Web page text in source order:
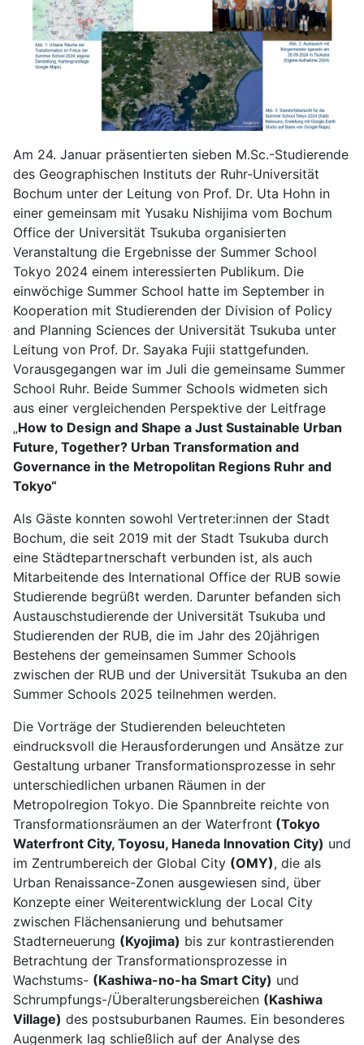
Am 24. Januar präsentierten sieben M.Sc.-Studierende
des Geographischen Instituts der Ruhr-Universität
Bochum unter der Leitung von Prof. Dr. Uta Hohn in
einer gemeinsam mit Yusaku Nishijima vom Bochum
Office der Universität Tsukuba organisierten
Veranstaltung die Ergebnisse der Summer School
Tokyo 2024 einem interessierten Publikum. Die
einwöchige Summer School hatte im September in
Kooperation mit Studierenden der Division of Policy
and Planning Sciences der Universität Tsukuba unter
Leitung von Prof. Dr. Sayaka Fujii stattgefunden.
Vorausgegangen war im Juli die gemeinsame Summer
School Ruhr. Beide Summer Schools widmeten sich
aus einer vergleichenden Perspektive der Leitfrage
„How to Design and Shape a Just Sustainable Urban
Future, Together? Urban Transformation and
Governance in the Metropolitan Regions Ruhr and
Tokyo“
Als Gäste konnten sowohl Vertreter:innen der Stadt
Bochum, die seit 2019 mit der Stadt Tsukuba durch
eine Städtepartnerschaft verbunden ist, als auch
Mitarbeitende des International Office der RUB sowie
Studierende begrüßt werden. Darunter befanden sich
Austauschstudierende der Universität Tsukuba und
Studierenden der RUB, die im Jahr des 20jährigen
Bestehens der gemeinsamen Summer Schools
zwischen der RUB und der Universität Tsukuba an den
Summer Schools 2025 teilnehmen werden.
Die Vorträge der Studierenden beleuchteten
eindrucksvoll die Herausforderungen und Ansätze zur
Gestaltung urbaner Transformationsprozesse in sehr
unterschiedlichen urbanen Räumen in der
Metropolregion Tokyo. Die Spannbreite reichte von
Transformationsräumen an der Waterfront (Tokyo
Waterfront City, Toyosu, Haneda Innovation City) und
im Zentrumbereich der Global City (OMY), die als
Urban Renaissance-Zonen ausgewiesen sind, über
Konzepte einer Weiterentwicklung der Local City
zwischen Flächensanierung und behutsamer
Stadterneuerung (Kyojima) bis zur kontrastierenden
Betrachtung der Transformationsprozesse in
Wachstums- (Kashiwa-no-ha Smart City) und
Schrumpfungs-/Überalterungsbereichen (Kashiwa
Village) des postsuburbanen Raumes. Ein besonderes
Augenmerk lag schließlich auf der Analyse des